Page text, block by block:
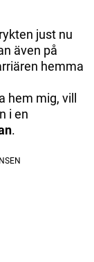
just nu
även på
hemma
mig, vill
i en
.